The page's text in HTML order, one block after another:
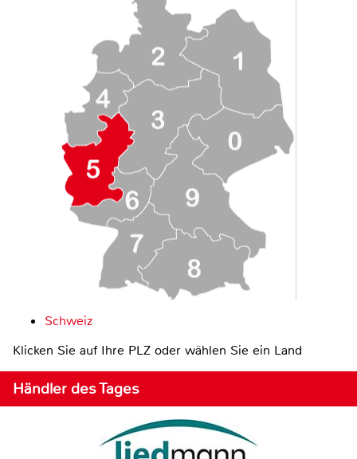
Schweiz
Klicken Sie auf Ihre PLZ oder wählen Sie ein Land
Händler des Tages